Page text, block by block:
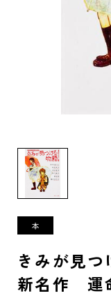
きみが見
新名作 運